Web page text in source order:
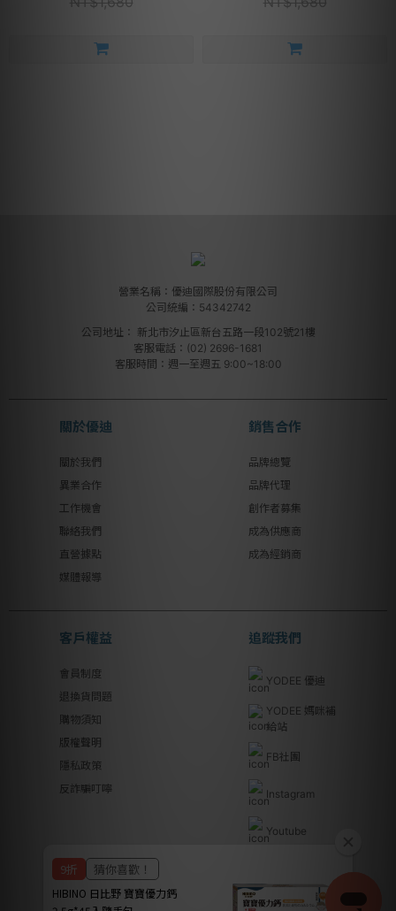
營業名稱：優迪國際股份有限公司
公司統編：54342742
公司地址： 新北市汐止區新台五路一段102號21樓
客服電話：(02) 2696-1681
客服時間：週一至週五 9:00~18:00
關於優迪
關於我們
異業合作
工作機會
聯絡我們
直營據點
媒體報導
銷售合作
品牌總覽
品牌代理
創作者募集
成為供應商
成為經銷商
客戶權益
會員制度
退換貨問題
購物須知
版權聲明
隱私政策
反詐騙叮嚀
追蹤我們
YODEE 優迪
YODEE 媽咪補
給站
FB社團
Instagram
Youtube